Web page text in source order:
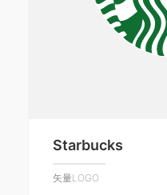
Starbucks
矢量LOGO